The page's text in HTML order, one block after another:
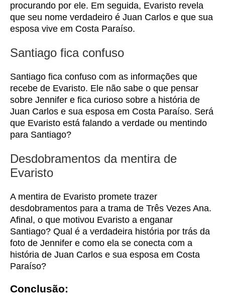
procurando por ele. Em seguida, Evaristo revela
que seu nome verdadeiro é Juan Carlos e que sua
esposa vive em Costa Paraíso.
Santiago fica confuso
Santiago fica confuso com as informações que
recebe de Evaristo. Ele não sabe o que pensar
sobre Jennifer e fica curioso sobre a história de
Juan Carlos e sua esposa em Costa Paraíso. Será
que Evaristo está falando a verdade ou mentindo
para Santiago?
Desdobramentos da mentira de
Evaristo
A mentira de Evaristo promete trazer
desdobramentos para a trama de Três Vezes Ana.
Afinal, o que motivou Evaristo a enganar
Santiago? Qual é a verdadeira história por trás da
foto de Jennifer e como ela se conecta com a
história de Juan Carlos e sua esposa em Costa
Paraíso?
Conclusão: